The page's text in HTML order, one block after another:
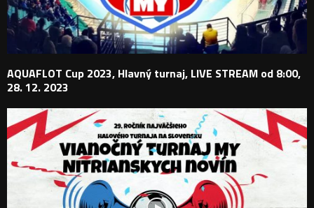
AQUAFLOT Cup 2023, Hlavný turnaj, LIVE STREAM od 8:00,
28. 12. 2023